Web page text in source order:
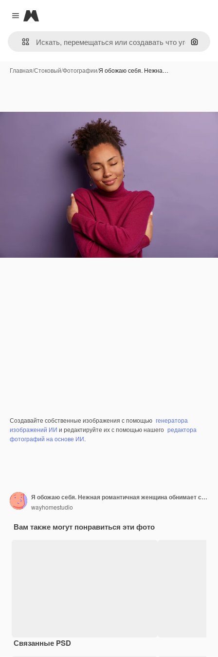
Close menu
Magnific
Поиск
Главная/Стоковый/Фотографии/Я обожаю себя. Нежна…
Создавайте собственные изображения с помощью генератора
изображений ИИ и редактируйте их с помощью нашего редактора
фотографий на основе ИИ.
Я обожаю себя. Нежная романтичная женщина обнимает свое тело, обнимает себя, закрывает глаза от удовольствия, носит мягкую водолазку на холодную погоду, чувствует себя комфортно, стоит в помещении у лиловой стены.
wayhomestudio
Вам также могут понравиться эти фото
Связанные PSD